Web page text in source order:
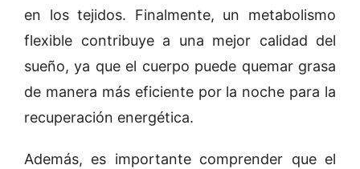
en los tejidos. Finalmente, un metabolismo
flexible contribuye a una mejor calidad del
sueño, ya que el cuerpo puede quemar grasa
de manera más eficiente por la noche para la
recuperación energética.
Además, es importante comprender que el